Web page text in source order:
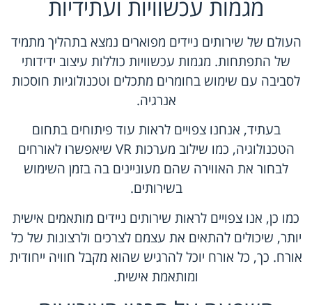
מגמות עכשוויות ועתידיות
העולם של שירותים ניידים מפוארים נמצא בתהליך מתמיד
של התפתחות. מגמות עכשוויות כוללות עיצוב ידידותי
לסביבה עם שימוש בחומרים מתכלים וטכנולוגיות חוסכות
אנרגיה.
בעתיד, אנחנו צפויים לראות עוד פיתוחים בתחום
הטכנולוגיה, כמו שילוב מערכות VR שיאפשרו לאורחים
לבחור את האווירה שהם מעוניינים בה בזמן השימוש
בשירותים.
כמו כן, אנו צפויים לראות שירותים ניידים מותאמים אישית
יותר, שיכולים להתאים את עצמם לצרכים ולרצונות של כל
אורח. כך, כל אורח יוכל להרגיש שהוא מקבל חוויה ייחודית
ומותאמת אישית.